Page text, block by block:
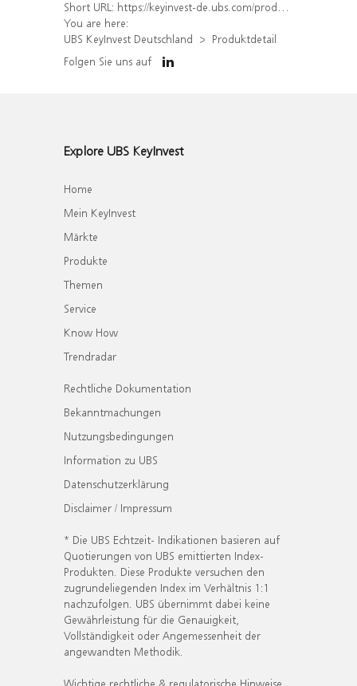
Short URL: https://keyinvest-de.ubs.com/produkt/detail/index/isin/DE000WA7BYF3
You are here:
UBS KeyInvest Deutschland
Produktdetail
Folgen Sie uns auf
Explore UBS KeyInvest
Home
Mein KeyInvest
Märkte
Produkte
Themen
Service
Know How
Trendradar
Rechtliche Dokumentation
Bekanntmachungen
Nutzungsbedingungen
Information zu UBS
Datenschutzerklärung
Disclaimer / Impressum
* Die UBS Echtzeit- Indikationen basieren auf
Quotierungen von UBS emittierten Index-
Produkten. Diese Produkte versuchen den
zugrundeliegenden Index im Verhältnis 1:1
nachzufolgen. UBS übernimmt dabei keine
Gewährleistung für die Genauigkeit,
Vollständigkeit oder Angemessenheit der
angewandten Methodik.